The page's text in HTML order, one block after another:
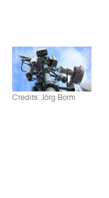
Credits: Jörg Borm